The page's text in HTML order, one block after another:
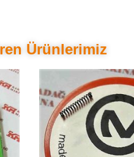
Ürünlerimiz